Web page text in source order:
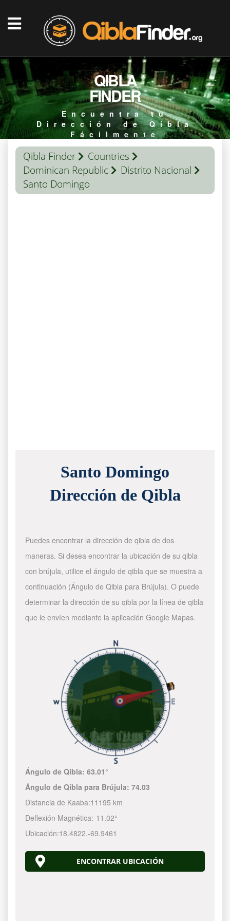
QIBLA
FINDER
Encuentra tu
Dirección de Qibla
Fácilmente
Qibla Finder
Countries
Dominican Republic
Distrito Nacional
Santo Domingo
Santo Domingo
Dirección de Qibla
Puedes encontrar la dirección de qibla de dos
maneras. Si desea encontrar la ubicación de su qibla
con brújula, utilice el ángulo de qibla que se muestra a
continuación (Ángulo de Qibla para Brújula). O puede
determinar la dirección de su qibla por la línea de qibla
que le envíen mediante la aplicación Google Mapas.
Ángulo de Qibla:63.01°
Ángulo de Qibla para Brújula:74.03
Distancia de Kaaba:11195 km
Deflexión Magnética:-11.02°
Ubicación:18.4822,-69.9462
ENCONTRAR UBICACIÓN